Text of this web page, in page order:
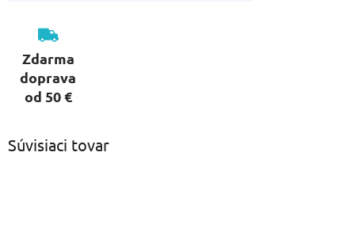
Zdarma
doprava
od 50 €
Súvisiaci tovar